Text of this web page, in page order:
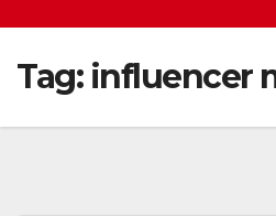
Tag: influencer